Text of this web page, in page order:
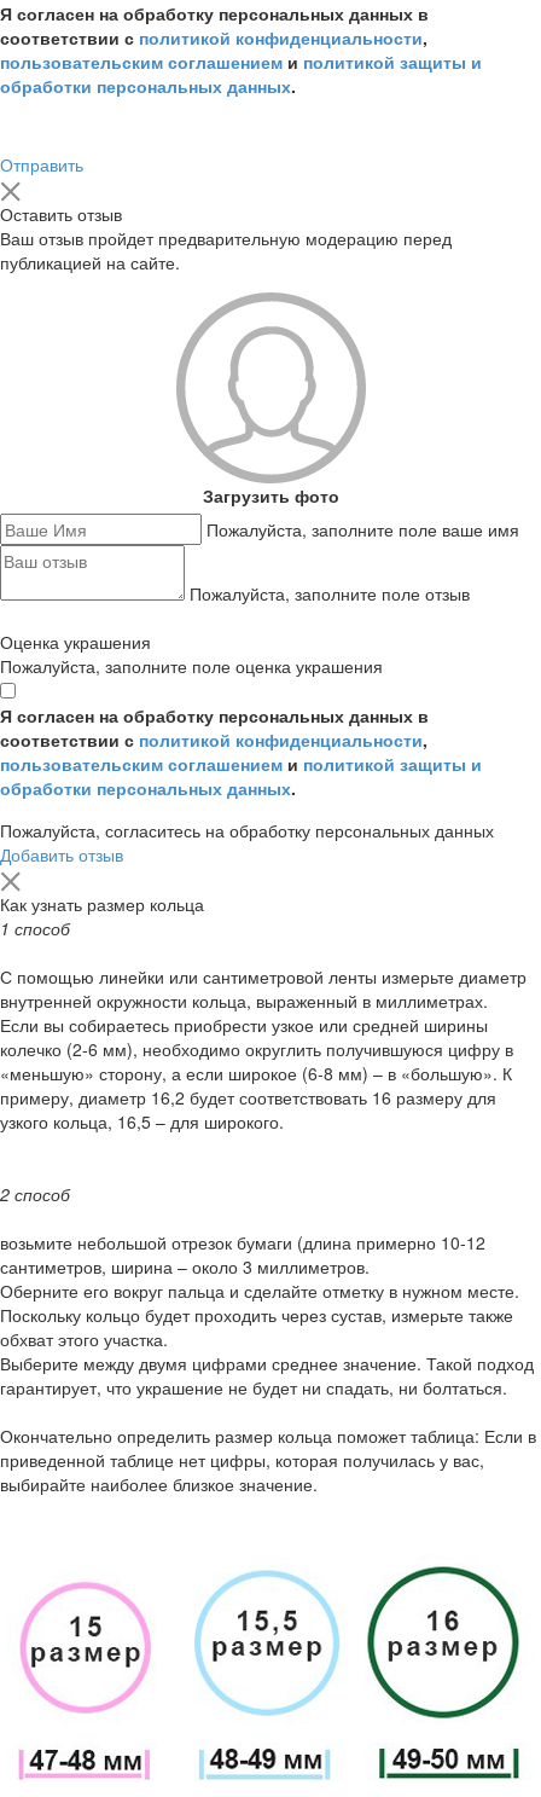
Я согласен на обработку персональных данных в
соответствии с политикой конфиденциальности,
пользовательским соглашением и политикой защиты и
обработки персональных данных.
Отправить
Оставить отзыв
Ваш отзыв пройдет предварительную модерацию перед
публикацией на сайте.
Загрузить фото
Пожалуйста, заполните поле ваше имя
Пожалуйста, заполните поле отзыв
Оценка украшения
Пожалуйста, заполните поле оценка украшения
Я согласен на обработку персональных данных в
соответствии с политикой конфиденциальности,
пользовательским соглашением и политикой защиты и
обработки персональных данных.
Пожалуйста, согласитесь на обработку персональных данных
Добавить отзыв
Как узнать размер кольца
1 способ
С помощью линейки или сантиметровой ленты измерьте диаметр
внутренней окружности кольца, выраженный в миллиметрах.
Если вы собираетесь приобрести узкое или средней ширины
колечко (2-6 мм), необходимо округлить получившуюся цифру в
«меньшую» сторону, а если широкое (6-8 мм) – в «большую». К
примеру, диаметр 16,2 будет соответствовать 16 размеру для
узкого кольца, 16,5 – для широкого.
2 способ
возьмите небольшой отрезок бумаги (длина примерно 10-12
сантиметров, ширина – около 3 миллиметров.
Оберните его вокруг пальца и сделайте отметку в нужном месте.
Поскольку кольцо будет проходить через сустав, измерьте также
обхват этого участка.
Выберите между двумя цифрами среднее значение. Такой подход
гарантирует, что украшение не будет ни спадать, ни болтаться.
Окончательно определить размер кольца поможет таблица: Если в
приведенной таблице нет цифры, которая получилась у вас,
выбирайте наиболее близкое значение.